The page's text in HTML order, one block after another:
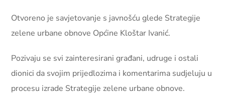
Otvoreno je savjetovanje s javnošću glede Strategije
zelene urbane obnove Općine Kloštar Ivanić.
Pozivaju se svi zainteresirani građani, udruge i ostali
dionici da svojim prijedlozima i komentarima sudjeluju u
procesu izrade Strategije zelene urbane obnove.